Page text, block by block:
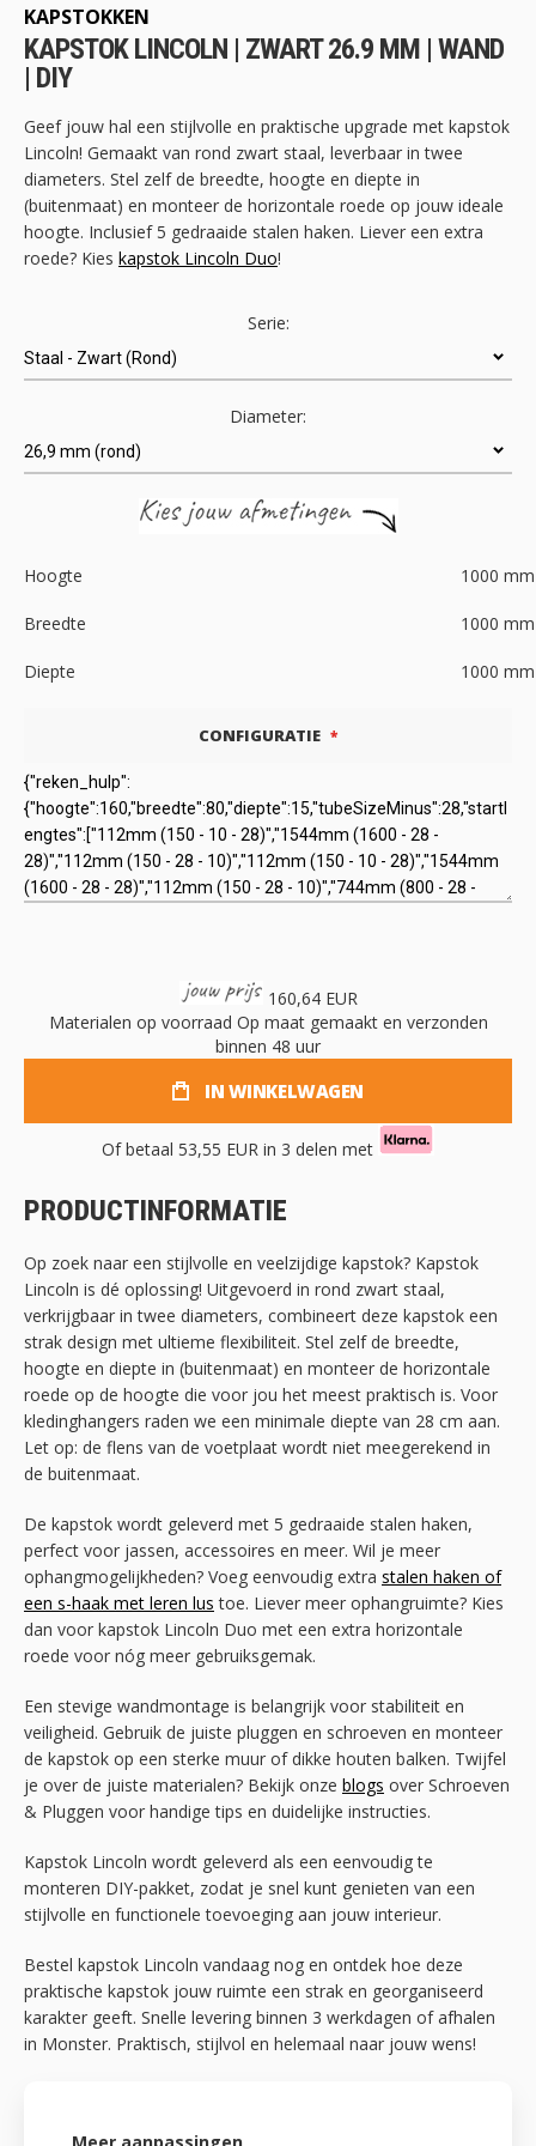
begin
van
de
afbeeldingen-
KAPSTOKKEN
KAPSTOK LINCOLN | ZWART 26.9 MM | WAND
| DIY
Geef jouw hal een stijlvolle en praktische upgrade met kapstok
Lincoln! Gemaakt van rond zwart staal, leverbaar in twee
diameters. Stel zelf de breedte, hoogte en diepte in
(buitenmaat) en monteer de horizontale roede op jouw ideale
hoogte. Inclusief 5 gedraaide stalen haken. Liever een extra
roede? Kies kapstok Lincoln Duo!
Serie:
Diameter:
Hoogte 1000 mm
Breedte 1000 mm
Diepte 1000 mm
CONFIGURATIE
160,64 EUR
Materialen op voorraad Op maat gemaakt en verzonden
binnen 48 uur
IN WINKELWAGEN
Of betaal 53,55 EUR in 3 delen met
PRODUCTINFORMATIE
Op zoek naar een stijlvolle en veelzijdige kapstok? Kapstok
Lincoln is dé oplossing! Uitgevoerd in rond zwart staal,
verkrijgbaar in twee diameters, combineert deze kapstok een
strak design met ultieme flexibiliteit. Stel zelf de breedte,
hoogte en diepte in (buitenmaat) en monteer de horizontale
roede op de hoogte die voor jou het meest praktisch is. Voor
kledinghangers raden we een minimale diepte van 28 cm aan.
Let op: de flens van de voetplaat wordt niet meegerekend in
de buitenmaat.
De kapstok wordt geleverd met 5 gedraaide stalen haken,
perfect voor jassen, accessoires en meer. Wil je meer
ophangmogelijkheden? Voeg eenvoudig extra stalen haken of
een s-haak met leren lus toe. Liever meer ophangruimte? Kies
dan voor kapstok Lincoln Duo met een extra horizontale
roede voor nóg meer gebruiksgemak.
Een stevige wandmontage is belangrijk voor stabiliteit en
veiligheid. Gebruik de juiste pluggen en schroeven en monteer
de kapstok op een sterke muur of dikke houten balken. Twijfel
je over de juiste materialen? Bekijk onze blogs over Schroeven
& Pluggen voor handige tips en duidelijke instructies.
Kapstok Lincoln wordt geleverd als een eenvoudig te
monteren DIY-pakket, zodat je snel kunt genieten van een
stijlvolle en functionele toevoeging aan jouw interieur.
Bestel kapstok Lincoln vandaag nog en ontdek hoe deze
praktische kapstok jouw ruimte een strak en georganiseerd
karakter geeft. Snelle levering binnen 3 werkdagen of afhalen
in Monster. Praktisch, stijlvol en helemaal naar jouw wens!